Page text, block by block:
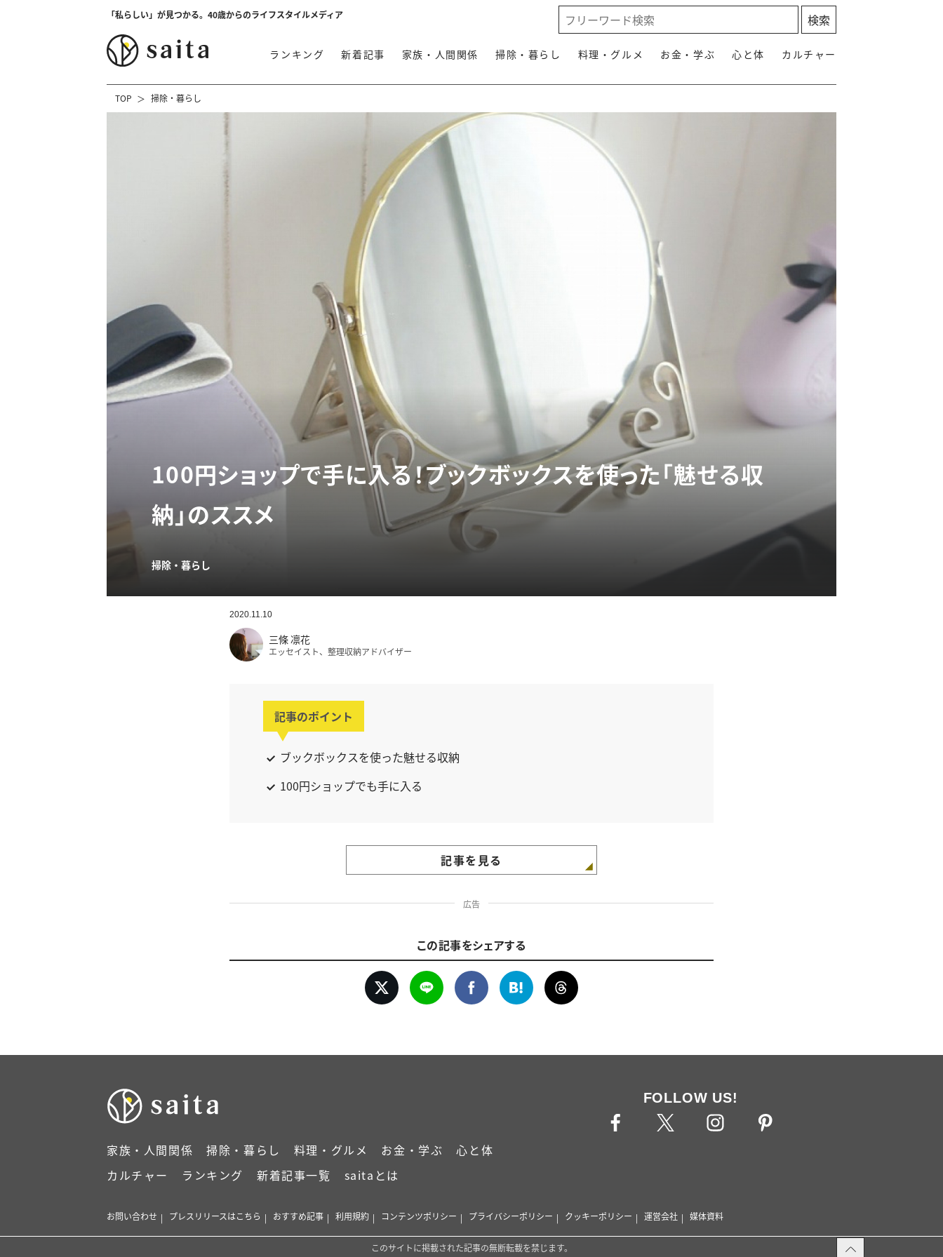
「私らしい」が見つかる。40歳からのライフスタイルメディア
ランキング 新着記事 家族・人間関係 掃除・暮らし 料理・グルメ お金・学ぶ 心と体 カルチャー
TOP 掃除・暮らし
100円ショップで手に入る！ブックボックスを使った「魅せる収
納」のススメ
掃除・暮らし
2020.11.10
三條 凛花
エッセイスト、整理収納アドバイザー
記事のポイント
ブックボックスを使った魅せる収納
100円ショップでも手に入る
記事を見る
広告
この記事をシェアする
家族・人間関係 掃除・暮らし 料理・グルメ お金・学ぶ
心と体
カルチャー
ランキング 新着記事一覧 saitaとは
FOLLOW US!
お問い合わせ プレスリリースはこちら おすすめ記事 利用規約 コンテンツポリシー プライバシーポリシー クッキーポリシー 運営会社 媒体資料
このサイトに掲載された記事の無断転載を禁じます。